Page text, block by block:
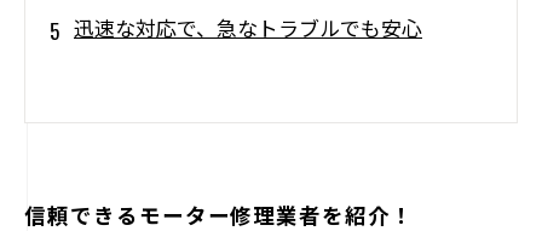
迅速な対応で、急なトラブルでも安心
信頼できるモーター修理業者を紹介！